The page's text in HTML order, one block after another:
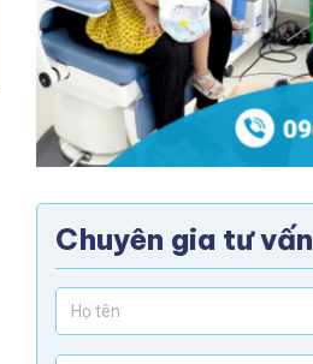
Chuyên gia tư vấn